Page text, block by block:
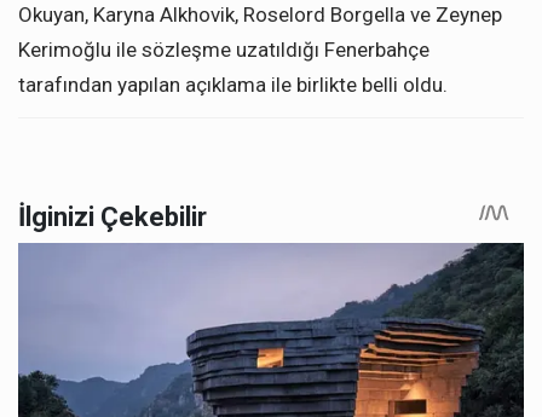
Okuyan, Karyna Alkhovik, Roselord Borgella ve Zeynep
Kerimoğlu ile sözleşme uzatıldığı Fenerbahçe
tarafından yapılan açıklama ile birlikte belli oldu.